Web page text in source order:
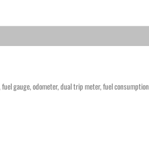
gauge, odometer, dual trip meter, fuel consumption